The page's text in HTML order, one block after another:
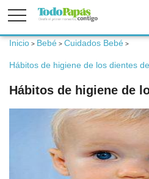
Embarazo
Inicio > Bebé > Cuidados Bebé >
Hábitos de higiene de los dientes
Hábitos de higiene de